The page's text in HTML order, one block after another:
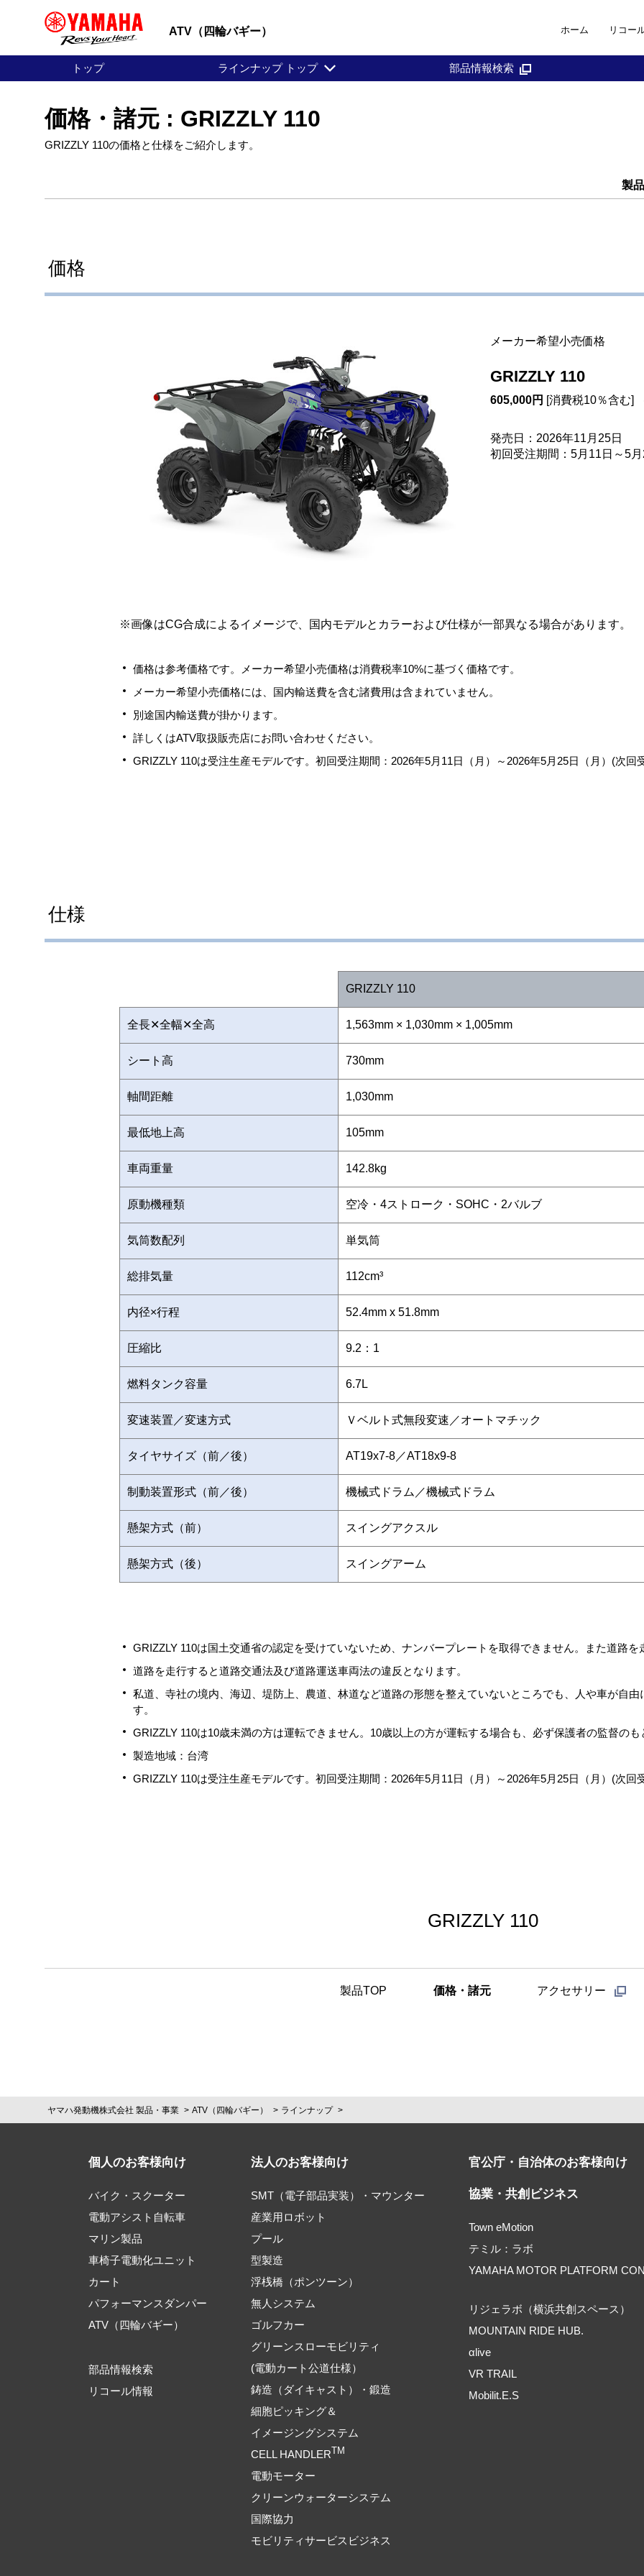
ATV（四輪バギー） ホーム リコー
トップ ラインナップ トップ 部品情報検索
価格・諸元 : GRIZZLY 110
GRIZZLY 110の価格と仕様をご紹介します。
製
価格
メーカー希望小売価格
GRIZZLY 110
605,000円 [消費税10％含む]
発売日：2026年11月25日
初回受注期間：5月11日～5月
※画像はCG合成によるイメージで、国内モデルとカラーおよび仕様が一部異なる場合があります。
価格は参考価格です。メーカー希望小売価格は消費税率10%に基づく価格です。
メーカー希望小売価格には、国内輸送費を含む諸費用は含まれていません。
別途国内輸送費が掛かります。
詳しくはATV取扱販売店にお問い合わせください。
GRIZZLY 110は受注生産モデルです。初回受注期間：2026年5月11日（月）～2026年5月25日（月）(次回
仕様
GRIZZLY 110
全長✕全幅✕全高 1,563mm × 1,030mm × 1,005mm
シート高 730mm
軸間距離 1,030mm
最低地上高 105mm
車両重量 142.8kg
原動機種類 空冷・4ストローク・SOHC・2バルブ
気筒数配列 単気筒
総排気量 112cm³
内径×行程 52.4mm x 51.8mm
圧縮比 9.2：1
燃料タンク容量 6.7L
変速装置／変速方式 Ｖベルト式無段変速／オートマチック
タイヤサイズ（前／後） AT19x7-8／AT18x9-8
制動装置形式（前／後） 機械式ドラム／機械式ドラム
懸架方式（前） スイングアクスル
懸架方式（後） スイングアーム
GRIZZLY 110は国土交通省の認定を受けていないため、ナンバープレートを取得できません。また道路を
道路を走行すると道路交通法及び道路運送車両法の違反となります。
私道、寺社の境内、海辺、堤防上、農道、林道など道路の形態を整えていないところでも、人や車が自
す。
GRIZZLY 110は10歳未満の方は運転できません。10歳以上の方が運転する場合も、必ず保護者の監督のも
製造地域：台湾
GRIZZLY 110は受注生産モデルです。初回受注期間：2026年5月11日（月）～2026年5月25日（月）(次回
GRIZZLY 110
製品TOP 価格・諸元 アクセサリー
ヤマハ発動機株式会社 製品・事業 ATV（四輪バギー） ラインナップ
個人のお客様向け
バイク・スクーター
電動アシスト自転車
マリン製品
車椅子電動化ユニット
カート
パフォーマンスダンパー
ATV（四輪バギー）
部品情報検索
リコール情報
法人のお客様向け
SMT（電子部品実装）・マウンター
産業用ロボット
プール
型製造
浮桟橋（ポンツーン）
無人システム
ゴルフカー
グリーンスローモビリティ
(電動カート公道仕様）
鋳造（ダイキャスト）・鍛造
細胞ピッキング＆
イメージングシステム
CELL HANDLERTM
電動モーター
クリーンウォーターシステム
国際協力
モビリティサービスビジネス
官公庁・自治体のお客様向け
協業・共創ビジネス
Town eMotion
テミル：ラボ
YAMAHA MOTOR PLATFORM
リジェラボ（横浜共創スペース）
MOUNTAIN RIDE HUB.
αlive
VR TRAIL
Mobilit.E.S